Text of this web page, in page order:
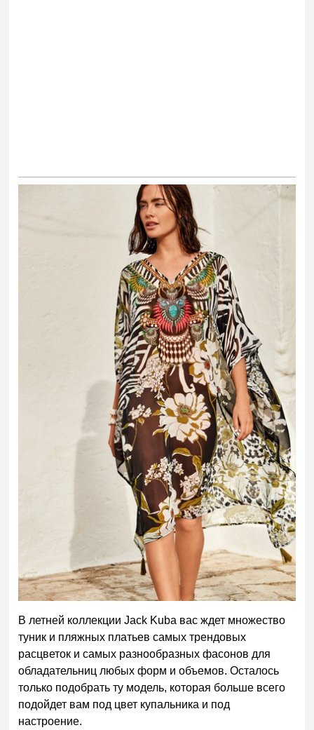
В летней коллекцииJack Kuba вас ждет множество
туник и пляжных платьев самых трендовых
расцветок и самых разнообразных фасонов для
обладательниц любых форм и объемов. Осталось
только подобрать ту модель, которая больше всего
подойдет вам под цвет купальника и под
настроение.